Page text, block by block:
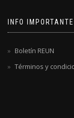
INFO IMPORTANTE
Boletín REUN
Términos y